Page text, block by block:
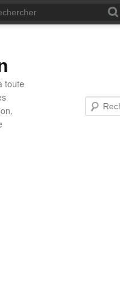
toute